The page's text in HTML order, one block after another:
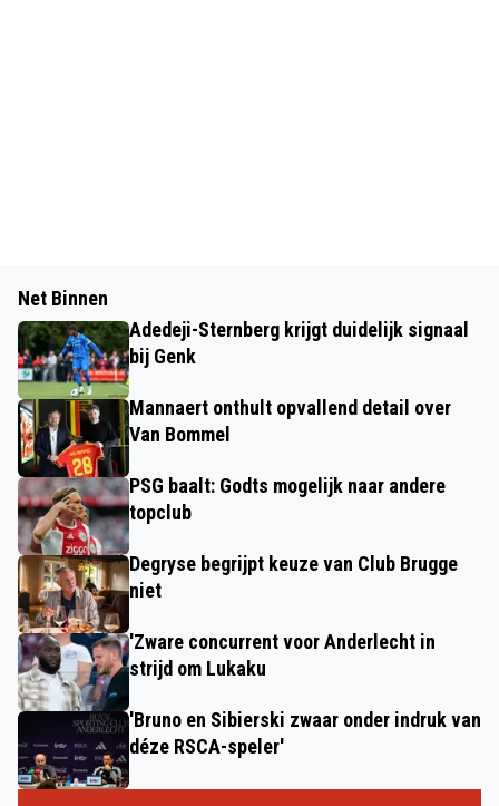
Net Binnen
Adedeji-Sternberg krijgt duidelijk signaal
bij Genk
Mannaert onthult opvallend detail over
Van Bommel
PSG baalt: Godts mogelijk naar andere
topclub
Degryse begrijpt keuze van Club Brugge
niet
'Zware concurrent voor Anderlecht in
strijd om Lukaku
'Bruno en Sibierski zwaar onder indruk van
déze RSCA-speler'